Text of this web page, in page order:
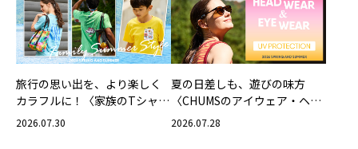
旅行の思い出を、より楽しく
カラフルに！〈家族のTシャツ
スタイリング特集〉
2026.07.30
夏の日差しも、遊びの味方
〈CHUMSのアイウェア・ヘッ
ドウェア〉
2026.07.28